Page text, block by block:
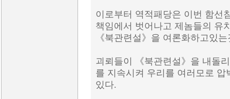
이로부터 역적패당은 이번 함선
책임에서 벗어나고 제놈들의 유
《북관련설》을 여론화하고있
괴뢰들이 《북관련설》을 내돌
를 지속시켜 우리를 여러모로
있다.